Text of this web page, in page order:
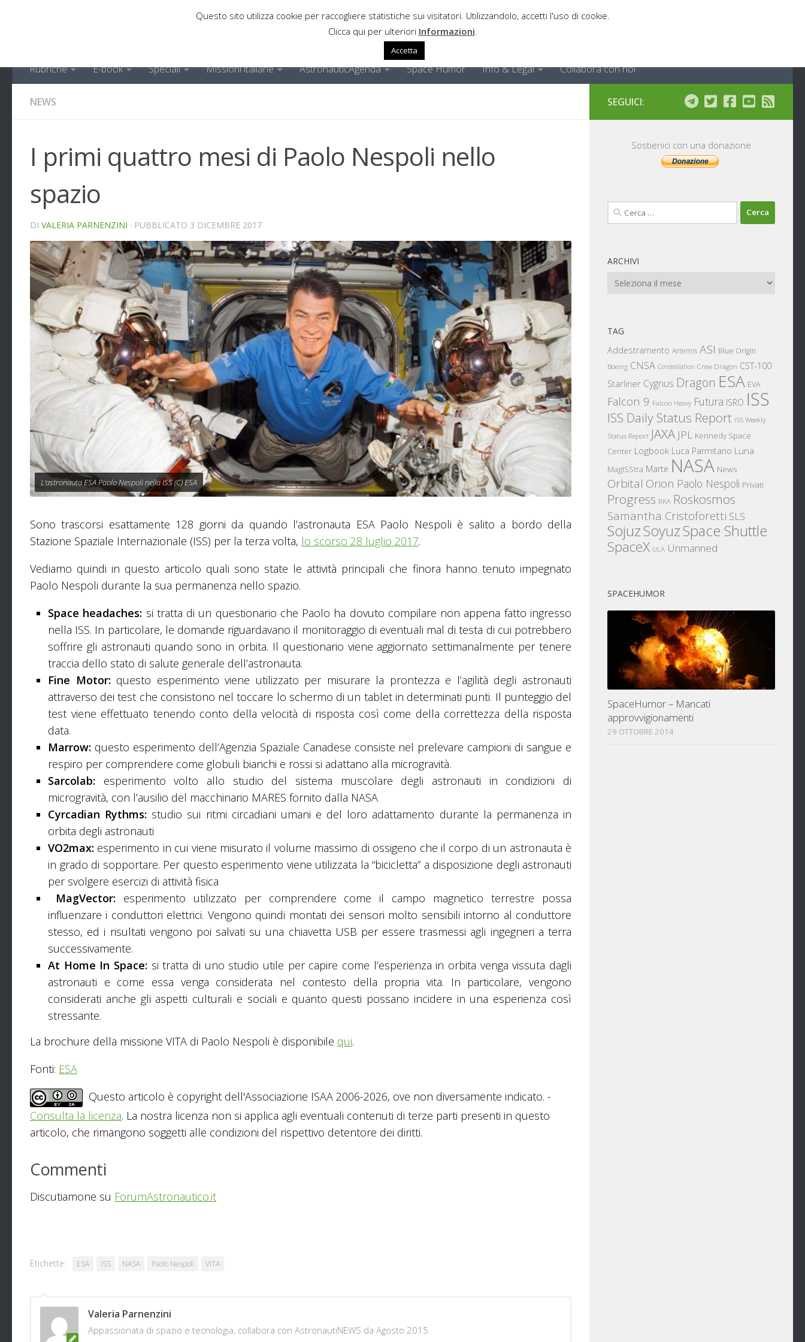
Rubriche E-book Speciali Missioni italiane AstronauticAgenda Space Humor Info & Legal Collabora con noi
NEWS
I primi quattro mesi di Paolo Nespoli nello
spazio
DI VALERIA PARNENZINI · PUBBLICATO 3 DICEMBRE 2017
L'astronauta ESA Paolo Nespoli nella ISS (C) ESA
Sono trascorsi esattamente 128 giorni da quando l’astronauta ESA Paolo Nespoli è salito a bordo della
Stazione Spaziale Internazionale (ISS) per la terza volta, lo scorso 28 luglio 2017.
Vediamo quindi in questo articolo quali sono state le attività principali che finora hanno tenuto impegnato
Paolo Nespoli durante la sua permanenza nello spazio.
Space headaches: si tratta di un questionario che Paolo ha dovuto compilare non appena fatto ingresso
nella ISS. In particolare, le domande riguardavano il monitoraggio di eventuali mal di testa di cui potrebbero
soffrire gli astronauti quando sono in orbita. Il questionario viene aggiornato settimanalmente per tenere
traccia dello stato di salute generale dell’astronauta.
Fine Motor:questo esperimento viene utilizzato per misurare la prontezza e l’agilità degli astronauti
attraverso dei test che consistono nel toccare lo schermo di un tablet in determinati punti. Il punteggio del
test viene effettuato tenendo conto della velocità di risposta così come della correttezza della risposta
data.
Marrow: questo esperimento dell’Agenzia Spaziale Canadese consiste nel prelevare campioni di sangue e
respiro per comprendere come globuli bianchi e rossi si adattano alla microgravità.
Sarcolab: esperimento volto allo studio del sistema muscolare degli astronauti in condizioni di
microgravità, con l’ausilio del macchinario MARES fornito dalla NASA
Cyrcadian Rythms: studio sui ritmi circadiani umani e del loro adattamento durante la permanenza in
orbita degli astronauti
VO2max: esperimento in cui viene misurato il volume massimo di ossigeno che il corpo di un astronauta è
in grado di sopportare. Per questo esperimento viene utilizzata la “bicicletta” a disposizione degli astronauti
per svolgere esercizi di attività fisica
MagVector: esperimento utilizzato per comprendere come il campo magnetico terrestre possa
influenzare i conduttori elettrici. Vengono quindi montati dei sensori molto sensibili intorno al conduttore
stesso, ed i risultati vengono poi salvati su una chiavetta USB per essere trasmessi agli ingegneri a terra
successivamente.
At Home In Space: si tratta di uno studio utile per capire come l’esperienza in orbita venga vissuta dagli
astronauti e come essa venga considerata nel contesto della propria vita. In particolare, vengono
considerati anche gli aspetti culturali e sociali e quanto questi possano incidere in una esperienza così
stressante.
La brochure della missione VITA di Paolo Nespoli è disponibile qui.
Fonti: ESA
Questo articolo è copyright dell'Associazione ISAA 2006-2026, ove non diversamente indicato. -
Consulta la licenza. La nostra licenza non si applica agli eventuali contenuti di terze parti presenti in questo
articolo, che rimangono soggetti alle condizioni del rispettivo detentore dei diritti.
Commenti
Discutiamone su ForumAstronautico.it
Etichette: ESA ISS NASA Paolo Nespoli VITA
Valeria Parnenzini
Appassionata di spazio e tecnologia, collabora con AstronautiNEWS da Agosto 2015.
SEGUICI:
Sostienici con una donazione
Ricerca
per:
ARCHIVI
Archivi
TAG
Addestramento Artemis ASI Blue Origin
Boeing CNSA Constellation Crew Dragon CST-100
Starliner Cygnus Dragon ESA EVA
Falcon 9 Falcon Heavy Futura ISRO ISS
ISS Daily Status Report ISS Weekly
Status Report JAXA JPL Kennedy Space
Center Logbook Luca Parmitano Luna
MagISStra Marte NASA News
Orbital Orion Paolo Nespoli Privati
Progress RKA Roskosmos
Samantha Cristoforetti SLS
SojuzSoyuzSpace Shuttle
SpaceX ULA Unmanned
SPACEHUMOR
SpaceHumor – Mancati
approvvigionamenti
29 OTTOBRE 2014
Questo sito utilizza cookie per raccogliere statistiche sui visitatori. Utilizzandolo, accetti l'uso di cookie.
Clicca qui per ulteriori Informazioni
Accetta